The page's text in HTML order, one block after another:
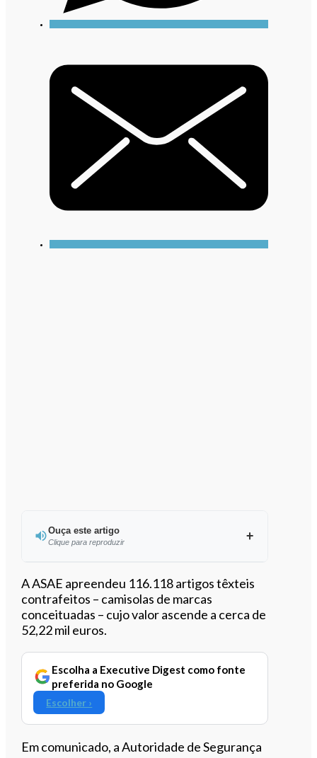
Ouça este artigo
Clique para reproduzir
Ouvir este artigo
A ASAE apreendeu 116.118 artigos têxteis
contrafeitos – camisolas de marcas
conceituadas – cujo valor ascende a cerca de
52,22 mil euros.
Escolha a Executive Digest como fonte
preferida no Google
Escolher ›
Em comunicado, a Autoridade de Segurança